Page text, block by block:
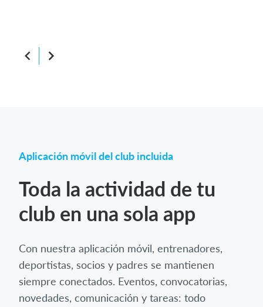
Aplicación móvil del club incluida
Toda la actividad de tu
club en una sola app
Con nuestra aplicación móvil, entrenadores,
deportistas, socios y padres se mantienen
siempre conectados. Eventos, convocatorias,
novedades, comunicación y tareas: todo